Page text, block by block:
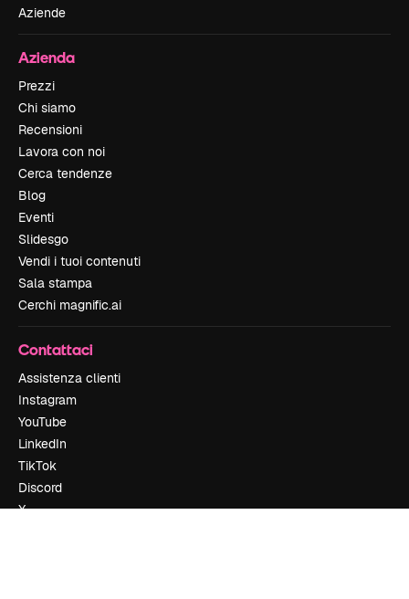
Aziende
Azienda
Prezzi
Chi siamo
Recensioni
Lavora con noi
Cerca tendenze
Blog
Eventi
Slidesgo
Vendi i tuoi contenuti
Sala stampa
Cerchi magnific.ai
Contattaci
Assistenza clienti
Instagram
YouTube
LinkedIn
TikTok
Discord
X